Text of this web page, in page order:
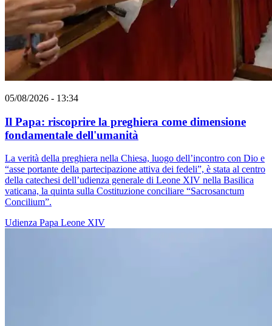
05/08/2026 - 13:34
Il Papa: riscoprire la preghiera come dimensione
fondamentale dell'umanità
La verità della preghiera nella Chiesa, luogo dell’incontro con Dio e
“asse portante della partecipazione attiva dei fedeli”, è stata al centro
della catechesi dell’udienza generale di Leone XIV nella Basilica
vaticana, la quinta sulla Costituzione conciliare “Sacrosanctum
Concilium”.
Udienza Papa Leone XIV